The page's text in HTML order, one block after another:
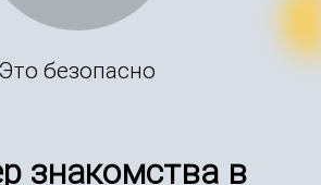
Это безопасно
знакомства в